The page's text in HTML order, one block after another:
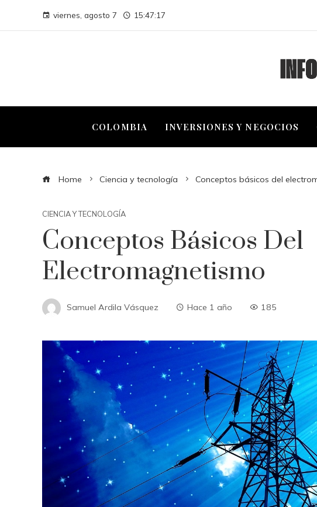
viernes, agosto 7 15:47:18
COLOMBIA INVERSIONES Y NEGOCIOS
Home Ciencia y tecnología Conceptos básicos del
CIENCIA Y TECNOLOGÍA
Conceptos Básicos Del
Electromagnetismo
Samuel Ardila Vásquez Hace 1 año 185